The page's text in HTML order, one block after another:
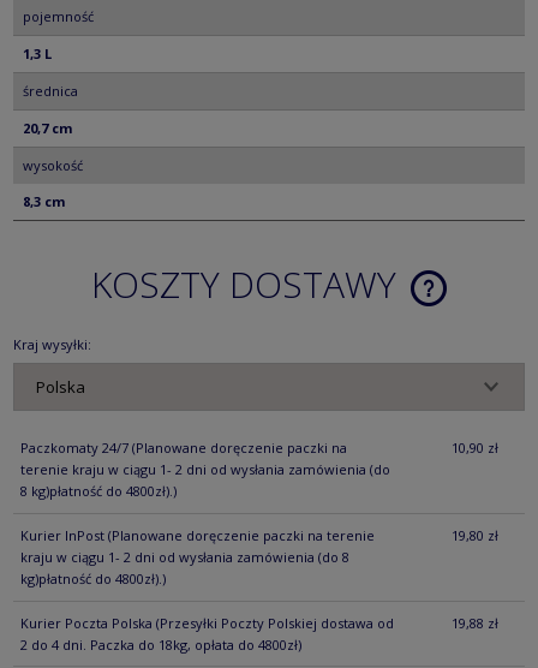
pojemność
1,3 L
średnica
20,7 cm
wysokość
8,3 cm
KOSZTY DOSTAWY
CENA NIE
Kraj wysyłki:
Paczkomaty 24/7 (Planowane doręczenie paczki na
terenie kraju w ciągu 1- 2 dni od wysłania zamówienia (do
8 kg)płatność do 4800zł).)
10,90 zł
Kurier InPost (Planowane doręczenie paczki na terenie
kraju w ciągu 1- 2 dni od wysłania zamówienia (do 8
kg)płatność do 4800zł).)
19,80 zł
Kurier Poczta Polska (Przesyłki Poczty Polskiej dostawa od
2 do 4 dni. Paczka do 18kg, opłata do 4800zł)
19,88 zł